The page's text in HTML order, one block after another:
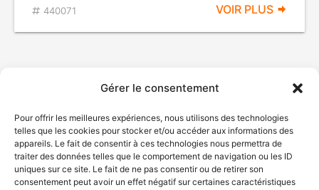
Gérer le consentement
Pour offrir les meilleures expériences, nous utilisons des technologies
telles que les cookies pour stocker et/ou accéder aux informations des
appareils. Le fait de consentir à ces technologies nous permettra de
traiter des données telles que le comportement de navigation ou les ID
uniques sur ce site. Le fait de ne pas consentir ou de retirer son
consentement peut avoir un effet négatif sur certaines caractéristiques
440071 VOIR PLUS